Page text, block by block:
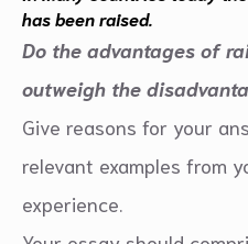
has been raised.
Do the advantages of
outweigh the
Give reasons for your
relevant examples from
experience.